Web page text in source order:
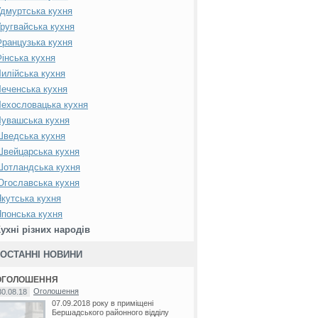
кухня
кухня
кухня
кухня
кухня
кухня
кухня
кухня
Шведська кухня
Швейцарська кухня
Шотландська кухня
кухня
кухня
кухня
різних народів
ОСТАННІ НОВИНИ
Оголошення
07.09.2018 року в приміщені
Бершадського районного відділу